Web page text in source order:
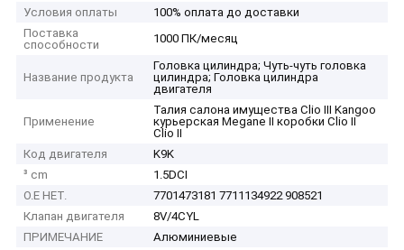
Условия оплаты
100% оплата до доставки
Поставка
способности
1000 ПК/месяц
Название продукта
Головка цилиндра; Чуть-чуть головка
цилиндра; Головка цилиндра
двигателя
Применение
Талия салона имущества Clio III Kangoo
курьерская Megane II коробки Clio II
Clio II
Код двигателя
K9K
³ cm
1.5DCI
O.E НЕТ.
7701473181 7711134922 908521
Клапан двигателя
8V/4CYL
ПРИМЕЧАНИЕ
Алюминиевые